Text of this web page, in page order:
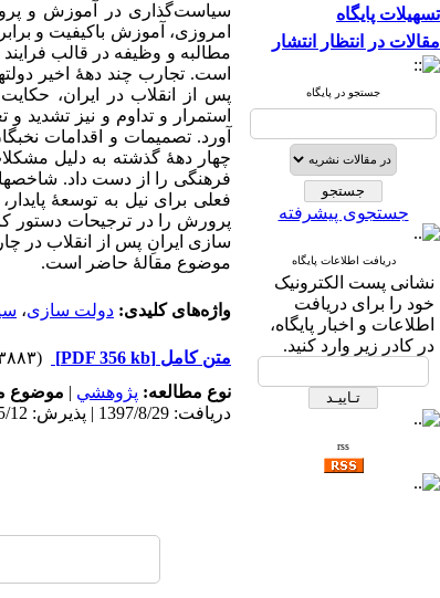
تسهیلات پایگاه
مقالات در انتظار انتشار
جستجو در پایگاه
جستجوی پیشرفته
دریافت اطلاعات پایگاه
نشانی پست الکترونیک
خود را برای دریافت
اطلاعات و اخبار پایگاه،
در کادر زیر وارد کنید.
rss
سیاست­‌گذاری در آموزش و
امروزی، آموزش باکیفیت و
مطالبه و وظیفه در قالب
است. تجارب چند دهۀ اخیر
پس از انقلاب در ایران،
استمرار و تداوم و نیز
آورد. تصمیمات و اقدامات
چهار دهۀ گذشته به دلیل
فرهنگی را از دست داد.
فعلی برای نیل به توسعۀ
پرورش را در ترجیحات دستور
سازی ایرانِ پس از انقلاب در
موضوع مقالۀ حاضر است.
واژه‌های کلیدی: دولت سازی،
متن کامل [PDF 356 kb]
(۳۸۸۳ دریافت)
نوع مطالعه: پژوهشي | موضوع
دریافت: 1397/8/29 | پذیرش: 1398/5/12 | انتشار: 1398/12/20